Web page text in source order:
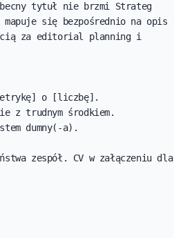
tytuł nie brzmi Strateg
się bezpośrednio na opis
za editorial planning i
o [liczbę].
z trudnym środkiem.
dumny(-a).
zespół. CV w załączeniu dla